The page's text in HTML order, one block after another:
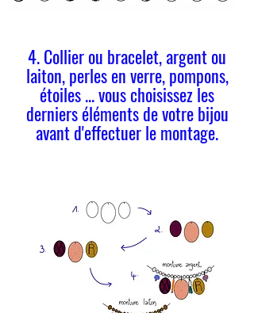
4. Collier ou bracelet, argent ou
laiton, perles en verre, pompons,
étoiles ... vous choisissez les
derniers éléments de votre bijou
avant d'effectuer le montage.